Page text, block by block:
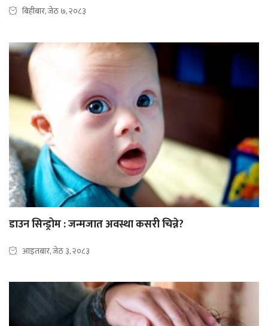
बिहीबार, जेठ ७, २०८३
डाउन सिन्ड्रोम : जन्मजात अवस्था कसरी चिन्ने?
आइतबार, जेठ ३, २०८३